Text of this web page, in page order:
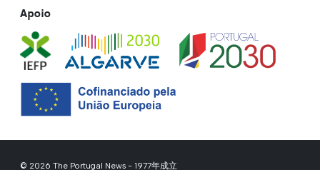
Apoio
© 2026 The Portugal News - 1977年成立